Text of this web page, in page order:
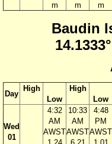
m
m
m
Baudin
Day
High
Low
High
Low
Wed
01
4:32
AM
AWST
10:33
AM
AWST
4:48
PM
AWST